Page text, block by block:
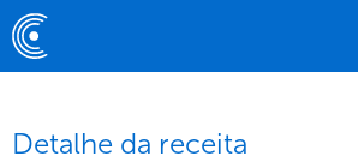
Detalhe da receita